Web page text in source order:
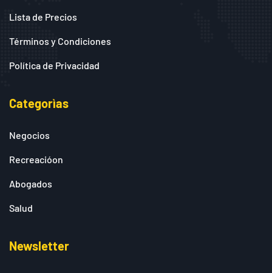
Lista de Precios
Términos y Condiciones
Política de Privacidad
Categorìas
Negocios
Recreacióon
Abogados
Salud
Newsletter